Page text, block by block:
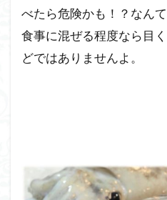
べたら危険かも！？なん
食事に混ぜる程度なら目
どではありませんよ。